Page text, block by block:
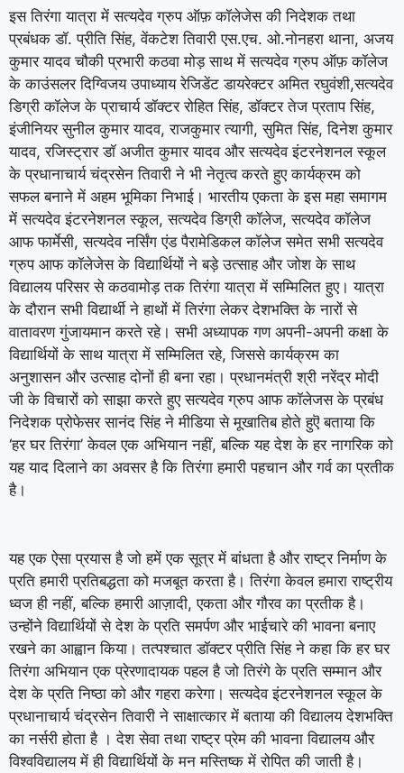
इस तिरंगा यात्रा में सत्यदेव ग्रुप ऑफ़ कॉलेजेस की निदेशक तथा
प्रबंधक डॉ. प्रीति सिंह, वेंकटेश तिवारी एस.एच. ओ.नोनहरा थाना, अजय
कुमार यादव चौकी प्रभारी कठवा मोड़ साथ में सत्यदेव ग्रुप ऑफ़ कॉलेज
के काउंसलर दिग्विजय उपाध्याय रेजिडेंट डायरेक्टर अमित रघुवंशी,सत्यदेव
डिग्री कॉलेज के प्राचार्य डॉक्टर रोहित सिंह, डॉक्टर तेज प्रताप सिंह,
इंजीनियर सुनील कुमार यादव, राजकुमार त्यागी, सुमित सिंह, दिनेश कुमार
यादव, रजिस्ट्रार डॉ अजीत कुमार यादव और सत्यदेव इंटरनेशनल स्कूल
के प्रधानाचार्य चंद्रसेन तिवारी ने भी नेतृत्व करते हुए कार्यक्रम को
सफल बनाने में अहम भूमिका निभाई। भारतीय एकता के इस महा समागम
में सत्यदेव इंटरनेशनल स्कूल, सत्यदेव डिग्री कॉलेज, सत्यदेव कॉलेज
आफ फार्मेसी, सत्यदेव नर्सिंग एंड पैरामेडिकल कॉलेज समेत सभी सत्यदेव
ग्रुप आफ कॉलेजेस के विद्यार्थियों ने बड़े उत्साह और जोश के साथ
विद्यालय परिसर से कठवामोड़ तक तिरंगा यात्रा में सम्मिलित हुए। यात्रा
के दौरान सभी विद्यार्थी ने हाथों में तिरंगा लेकर देशभक्ति के नारों से
वातावरण गुंजायमान करते रहे। सभी अध्यापक गण अपनी-अपनी कक्षा के
विद्यार्थियों के साथ यात्रा में सम्मिलित रहे, जिससे कार्यक्रम का
अनुशासन और उत्साह दोनों ही बना रहा। प्रधानमंत्री श्री नरेंद्र मोदी
जी के विचारों को साझा करते हुए सत्यदेव ग्रुप आफ कॉलेजस के प्रबंध
निदेशक प्रोफेसर सानंद सिंह ने मीडिया से मूखातिब होते हुऎ बताया कि
‘हर घर तिरंगा’ केवल एक अभियान नहीं, बल्कि यह देश के हर नागरिक को
यह याद दिलाने का अवसर है कि तिरंगा हमारी पहचान और गर्व का प्रतीक
है।
यह एक ऐसा प्रयास है जो हमें एक सूत्र में बांधता है और राष्ट्र निर्माण के
प्रति हमारी प्रतिबद्धता को मजबूत करता है। तिरंगा केवल हमारा राष्ट्रीय
ध्वज ही नहीं, बल्कि हमारी आज़ादी, एकता और गौरव का प्रतीक है।
उन्होंने विद्यार्थियों से देश के प्रति समर्पण और भाईचारे की भावना बनाए
रखने का आह्वान किया। तत्पश्चात डॉक्टर प्रीति सिंह ने कहा कि हर घर
तिरंगा अभियान एक प्रेरणादायक पहल है जो तिरंगे के प्रति सम्मान और
देश के प्रति निष्ठा को और गहरा करेगा। सत्यदेव इंटरनेशनल स्कूल के
प्रधानाचार्य चंद्रसेन तिवारी ने साक्षात्कार में बताया की विद्यालय देशभक्ति
का नर्सरी होता है । देश सेवा तथा राष्ट्र प्रेम की भावना विद्यालय और
विश्वविद्यालय में ही विद्यार्थियों के मन मस्तिष्क में रोपित की जाती है।